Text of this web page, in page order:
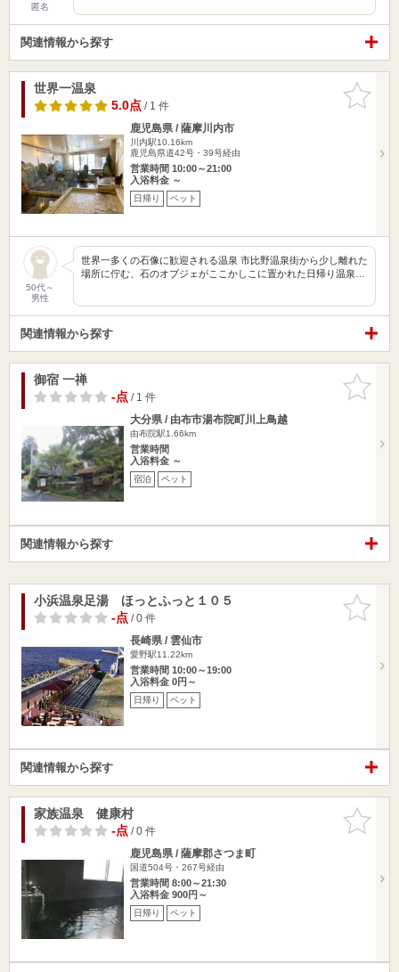
匿名
関連情報から探す
お気に入
りに追加
世界一温泉
5.0点/ 1 件
鹿児島県 / 薩摩川内市
川内駅10.16km
鹿児島県道42号・39号経由
営業時間 10:00～21:00
入浴料金 ～
日帰り ペット
50代～
男性
世界一多くの石像に歓迎される温泉 市比野温泉街から少し離れた
場所に佇む、石のオブジェがここかしこに置かれた日帰り温泉…
関連情報から探す
お気に入
りに追加
御宿 一禅
-点/ 1 件
大分県 / 由布市湯布院町川上鳥越
由布院駅1.66km
営業時間
入浴料金 ～
宿泊 ペット
関連情報から探す
お気に入
りに追加
小浜温泉足湯 ほっとふっと１０５
-点/ 0 件
長崎県 / 雲仙市
愛野駅11.22km
営業時間 10:00～19:00
入浴料金 0円～
日帰り ペット
関連情報から探す
お気に入
りに追加
家族温泉 健康村
-点/ 0 件
鹿児島県 / 薩摩郡さつま町
国道504号・267号経由
営業時間 8:00～21:30
入浴料金 900円～
日帰り ペット